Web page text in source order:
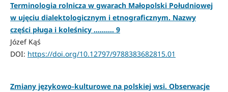
Terminologia rolnicza w gwarach Małopolski Południowej
w ujęciu dialektologicznym i etnograficznym. Nazwy
części pługa i koleśnicy .......... 9
Józef Kąś
DOI: https://doi.org/10.12797/9788383682815.01
Zmiany językowo-kulturowe na polskiej wsi. Obserwacje